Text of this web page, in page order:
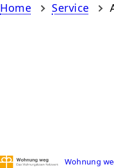
Home Service
Wohnung